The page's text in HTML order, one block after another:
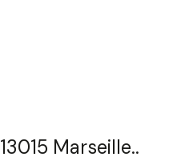
Marseille..